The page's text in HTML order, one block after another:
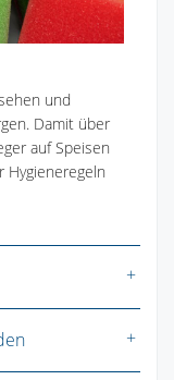
und
Damit über
auf Speisen
Hygieneregeln